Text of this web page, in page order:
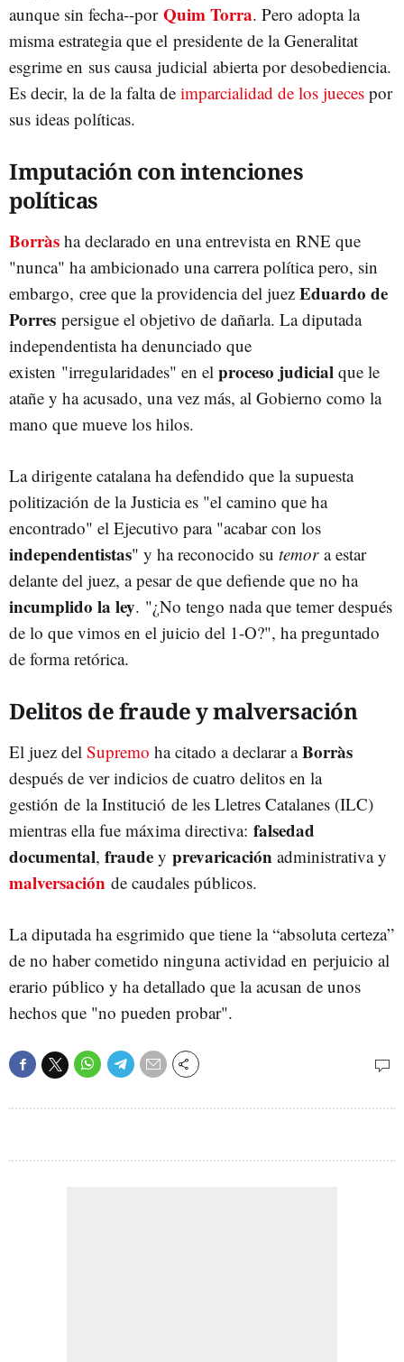
aunque sin fecha--por Quim Torra. Pero adopta la
misma estrategia que el presidente de la Generalitat
esgrime en sus causa judicial abierta por desobediencia.
Es decir, la de la falta de imparcialidad de los jueces por
sus ideas políticas.
Imputación con intenciones
políticas
Borràs ha declarado en una entrevista en RNE que
"nunca" ha ambicionado una carrera política pero, sin
embargo, cree que la providencia del juez Eduardo de
Porres persigue el objetivo de dañarla. La diputada
independentista ha denunciado que
existen "irregularidades" en el proceso judicial que le
atañe y ha acusado, una vez más, al Gobierno como la
mano que mueve los hilos.
La dirigente catalana ha defendido que la supuesta
politización de la Justicia es "el camino que ha
encontrado" el Ejecutivo para "acabar con los
independentistas" y ha reconocido su temora estar
delante del juez, a pesar de que defiende que no ha
incumplido la ley. "¿No tengo nada que temer después
de lo que vimos en el juicio del 1-O?", ha preguntado
de forma retórica.
Delitos de fraude y malversación
El juez del Supremo ha citado a declarar aBorràs
después de ver indicios de cuatro delitos en la
gestión de la Institució de les Lletres Catalanes (ILC)
mientras ella fue máxima directiva: falsedad
documental, fraude y prevaricación administrativa y
malversación de caudales públicos.
La diputada ha esgrimido que tiene la “absoluta certeza”
de no haber cometido ninguna actividad en perjuicio al
erario público y ha detallado que la acusan de unos
hechos que "no pueden probar".